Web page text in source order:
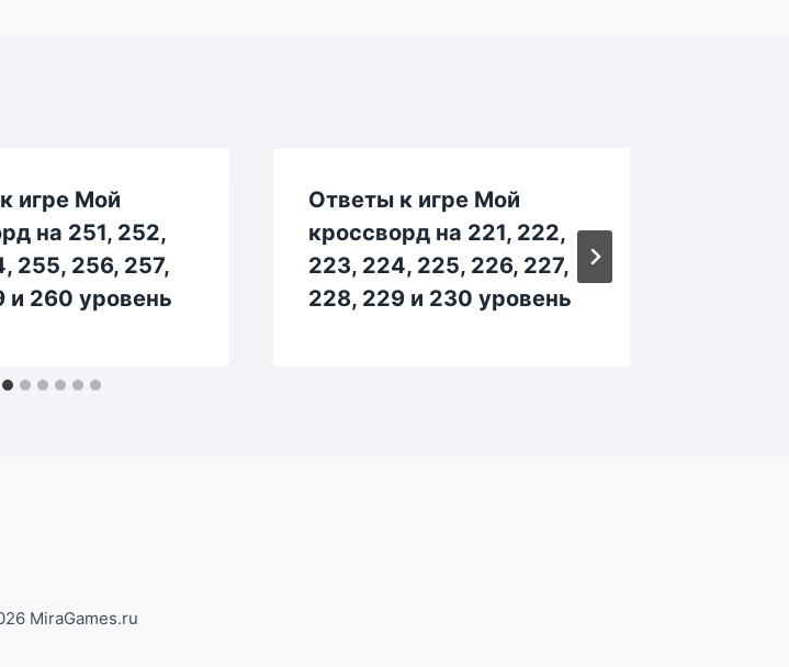
игре Мой
на 251, 252,
255, 256, 257,
и 260 уровень
Ответы к игре Мой
кроссворд на 221, 222,
223, 224, 225, 226, 227,
228, 229 и 230 уровень
MiraGames.ru